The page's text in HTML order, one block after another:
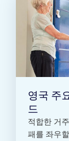
영국 주
드
적합한 거
패를 좌우